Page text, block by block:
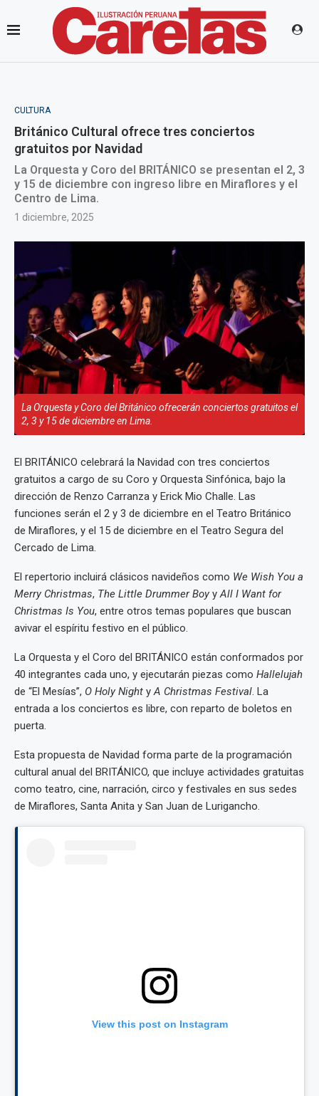
CULTURA
Británico Cultural ofrece tres conciertos
gratuitos por Navidad
La Orquesta y Coro del BRITÁNICO se presentan el 2, 3
y 15 de diciembre con ingreso libre en Miraflores y el
Centro de Lima.
1 diciembre, 2025
La Orquesta y Coro del Británico ofrecerán conciertos gratuitos el
2, 3 y 15 de diciembre en Lima.
El BRITÁNICO celebrará la Navidad con tres conciertos
gratuitos a cargo de su Coro y Orquesta Sinfónica, bajo la
dirección de Renzo Carranza y Erick Mio Challe. Las
funciones serán el 2 y 3 de diciembre en el Teatro Británico
de Miraflores, y el 15 de diciembre en el Teatro Segura del
Cercado de Lima.
El repertorio incluirá clásicos navideños como We Wish You a
Merry Christmas, The Little Drummer BoyyAll I Want for
Christmas Is You, entre otros temas populares que buscan
avivar el espíritu festivo en el público.
La Orquesta y el Coro del BRITÁNICO están conformados por
40 integrantes cada uno, y ejecutarán piezas como Hallelujah
de “El Mesías”, O Holy Night yA Christmas Festival. La
entrada a los conciertos es libre, con reparto de boletos en
puerta.
Esta propuesta de Navidad forma parte de la programación
cultural anual del BRITÁNICO, que incluye actividades gratuitas
como teatro, cine, narración, circo y festivales en sus sedes
de Miraflores, Santa Anita y San Juan de Lurigancho.
View this post on Instagram